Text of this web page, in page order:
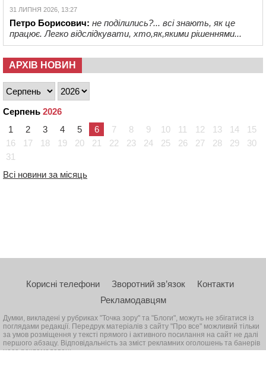
31 ЛИПНЯ 2026, 13:27
Петро Борисович: не поділились?... всі знають, як це
працює. Легко відслідкувати, хто,як,якими рішеннями...
АРХІВ НОВИН
Серпень 2026
1
2 3 4 5 6 7 8 9 10 11 12 13 14
15
16
17 18 19 20 21 22 23 24 25 26 27 28 29
30
31
Всі новини за місяць
Корисні телефони Зворотний зв’язок
Контакти
Рекламодавцям
Думки, викладені у рубриках "Точка зору" та "Блоги", можуть не збігатися із
поглядами редакції. Передрук матеріалів з сайту "Про все" можливий тільки
за умов розміщення у тексті прямого і активного посилання на сайт не далі
першого абзацу. Відповідальність за зміст рекламних оголошень та банерів
несе рекламодавець